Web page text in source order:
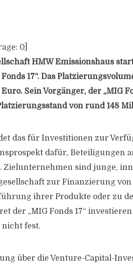
0
HMW Emissionshaus
17“. Das
Sein Vorgänger, der „MIG
von rund 148
das für Investitionen zur
dafür, Beteiligungen
sind junge,
zur Finanzierung
ihrer Produkte oder zu
der „MIG Fonds 17“
nicht fest.
über die Venture-Capital-